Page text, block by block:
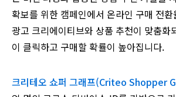
확보를 위한 캠페인에서 온라인 구매 전
광고 크리에이티브와 상품 추천이 맞춤화
이 클릭하고 구매할 확률이 높아집니다.
크리테오 쇼퍼 그래프(Criteo Shopper